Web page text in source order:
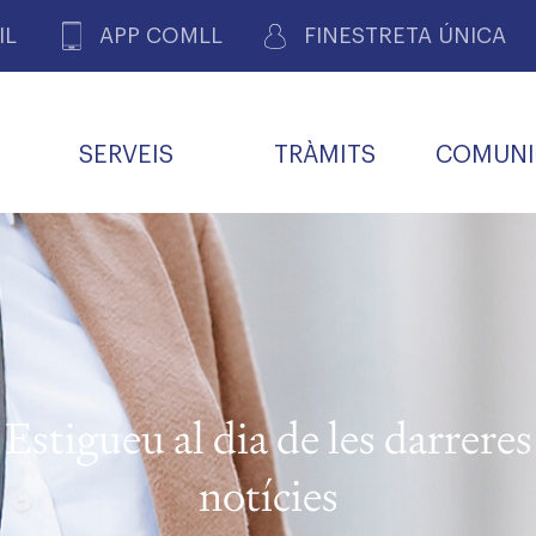
APP COMLL FINESTRETA ÚNICA
DE PACIENTS DE LLEIDA
SERVEIS TRÀMITS
DE GOVERN COMISSIÓ DEONTOLÒGICA
INFORMÀTICA I NOVES
TECNOLOGIES
DE FEINA
ALERTES
FARMACÈUTIQUES
R
CARNET METGE
COL·LEGIAT
Estigueu al dia de les darreres
notícies